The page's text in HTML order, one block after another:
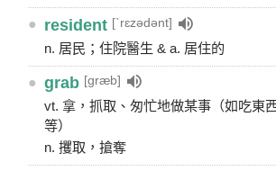
● resident [ˋrɛzədənt]
n. 居民；住院醫生 & a. 居住的
● grab [græb]
vt. 拿，抓取、匆忙地做某事（如吃東
等）
n. 攫取，搶奪